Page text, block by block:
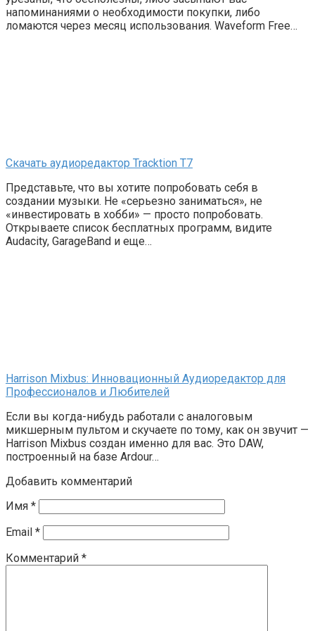
напоминаниями о необходимости покупки, либо
ломаются через месяц использования. Waveform Free…
Скачать аудиоредактор Tracktion T7
Представьте, что вы хотите попробовать себя в
создании музыки. Не «серьезно заниматься», не
«инвестировать в хобби» — просто попробовать.
Открываете список бесплатных программ, видите
Audacity, GarageBand и еще…
Harrison Mixbus: Инновационный Аудиоредактор для
Профессионалов и Любителей
Если вы когда-нибудь работали с аналоговым
микшерным пультом и скучаете по тому, как он звучит —
Harrison Mixbus создан именно для вас. Это DAW,
построенный на базе Ardour…
Добавить комментарий
Имя *
Email *
Комментарий *